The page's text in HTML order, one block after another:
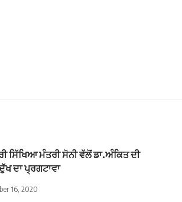
ਸਿੱਖਿਆ ਮੰਤਰੀ ਸੋਨੀ ਵੱਲੋਂ ਡਾ.ਅੰਕਿਤ ਦੀ
ਦਾ ਪ੍ਰਗਟਾਵਾ
16, 2020